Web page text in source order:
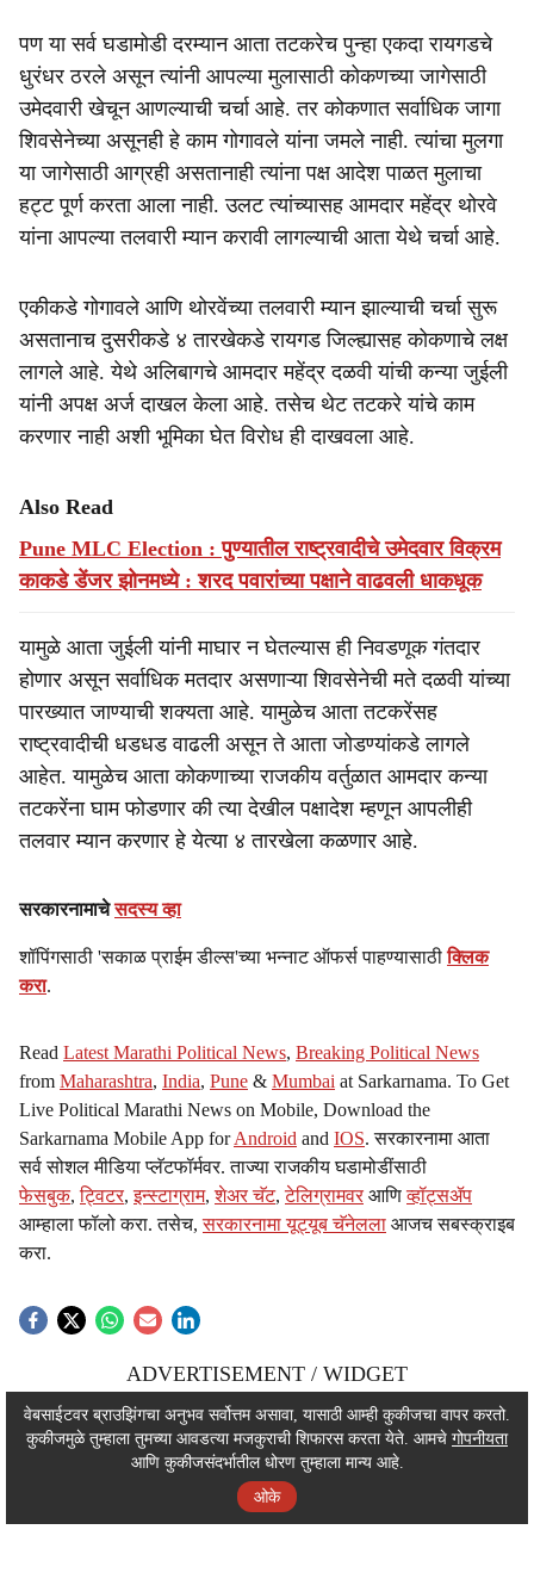
पण या सर्व घडामोडी दरम्यान आता तटकरेच पुन्हा एकदा रायगडचे
धुरंधर ठरले असून त्यांनी आपल्या मुलासाठी कोकणच्या जागेसाठी
उमेदवारी खेचून आणल्याची चर्चा आहे. तर कोकणात सर्वाधिक जागा
शिवसेनेच्या असूनही हे काम गोगावले यांना जमले नाही. त्यांचा मुलगा
या जागेसाठी आग्रही असतानाही त्यांना पक्ष आदेश पाळत मुलाचा
हट्ट पूर्ण करता आला नाही. उलट त्यांच्यासह आमदार महेंद्र थोरवे
यांना आपल्या तलवारी म्यान करावी लागल्याची आता येथे चर्चा आहे.
एकीकडे गोगावले आणि थोरवेंच्या तलवारी म्यान झाल्याची चर्चा सुरू
असतानाच दुसरीकडे ४ तारखेकडे रायगड जिल्ह्यासह कोकणाचे लक्ष
लागले आहे. येथे अलिबागचे आमदार महेंद्र दळवी यांची कन्या जुईली
यांनी अपक्ष अर्ज दाखल केला आहे. तसेच थेट तटकरे यांचे काम
करणार नाही अशी भूमिका घेत विरोध ही दाखवला आहे.
Also Read
Pune MLC Election : पुण्यातील राष्ट्रवादीचे उमेदवार विक्रम
काकडे डेंजर झोनमध्ये : शरद पवारांच्या पक्षाने वाढवली धाकधूक
यामुळे आता जुईली यांनी माघार न घेतल्यास ही निवडणूक गंतदार
होणार असून सर्वाधिक मतदार असणाऱ्या शिवसेनेची मते दळवी यांच्या
पारख्यात जाण्याची शक्यता आहे. यामुळेच आता तटकरेंसह
राष्ट्रवादीची धडधड वाढली असून ते आता जोडण्यांकडे लागले
आहेत. यामुळेच आता कोकणाच्या राजकीय वर्तुळात आमदार कन्या
तटकरेंना घाम फोडणार की त्या देखील पक्षादेश म्हणून आपलीही
तलवार म्यान करणार हे येत्या ४ तारखेला कळणार आहे.
सरकारनामाचेसदस्य व्हा
शॉपिंगसाठी 'सकाळ प्राईम डील्स'च्या भन्नाट ऑफर्स पाहण्यासाठीक्लिक
करा.
Read Latest Marathi Political News, Breaking Political News
from Maharashtra, India, Pune & Mumbai at Sarkarnama. To Get
Live Political Marathi News on Mobile, Download the
Sarkarnama Mobile App forAndroid and IOS. सरकारनामा आता
सर्व सोशल मीडिया प्लॅटफॉर्मवर. ताज्या राजकीय घडामोडींसाठी
फेसबुक,ट्विटर,इन्स्टाग्राम,शेअर चॅट,टेलिग्रामवर आणिव्हॉट्सॲप
आम्हाला फॉलो करा. तसेच,सरकारनामा यूट्यूब चॅनेलला आजच सबस्क्राइब
करा.
ADVERTISEMENT / WIDGET
ADVERTISEMENT / WIDGET
ADVERTISEMENT / WIDGET
वेबसाईटवर ब्राउझिंगचा अनुभव सर्वोत्तम असावा, यासाठी आम्ही कुकीजचा वापर करतो.
कुकीजमुळे तुम्हाला तुमच्या आवडत्या मजकुराची शिफारस करता येते. आमचे गोपनीयता
आणि कुकीजसंदर्भातील धोरण तुम्हाला मान्य आहे.
ओके